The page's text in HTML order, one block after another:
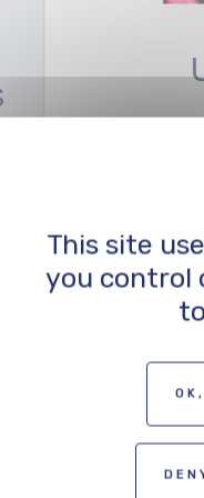
VOIR
This site
you control